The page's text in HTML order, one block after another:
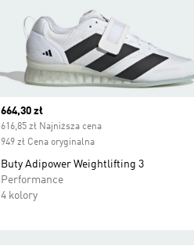
Current price
664,30 zł
616,85 zł Najniższa cena
949 zł Cena oryginalna
Buty Adipower Weightlifting 3
Performance
4 kolory